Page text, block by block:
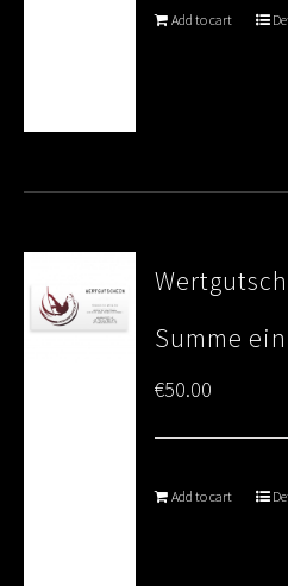
Add to cart
Summe
€50.00
Add to cart